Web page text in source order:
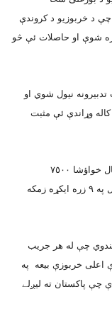
د خربوزيو د کروندې
شوې او حاصلات ئې څو
نيول شوي او
وړاندې ئې مثبت
د کندوز د کرنې رياست واکمنان څرګندوي چې تير کال خواؤشا ٧٥٠٠
ايکړهزمکه کښې خربوزې کرل شوې وې، خو سږ کال په ٩ زره ايکړه زمکه
څرګندوي چې له هر جريب
يوې اعلى خربوزې بيعه په
چې پاکستان ته ليږلے